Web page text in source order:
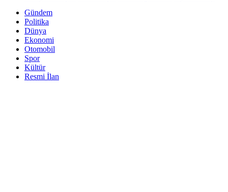
Gündem
Politika
Dünya
Ekonomi
Otomobil
Spor
Kültür
Resmi İlan